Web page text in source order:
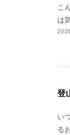
こ
は
登
い
る